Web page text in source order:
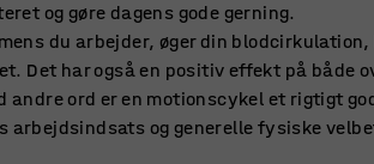
og gøre dagens gode gerning.
du arbejder, øger din
Det har også en positiv effekt på både
andre ord er en motionscykel et rigtigt
arbejdsindsats og generelle fysiske